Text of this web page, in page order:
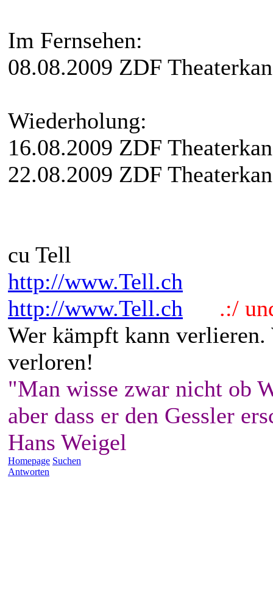
Im Fernsehen:
08.08.2009 ZDF
Wiederholung:
16.08.2009 ZDF
22.08.2009 ZDF
cu Tell
http://www.Tell.ch
http://www.Tell.ch
.:/
Wer kämpft kann
verloren!
"Man wisse zwar nicht ob
aber dass er den Gessler
Hans Weigel
Homepage Suchen
Antworten